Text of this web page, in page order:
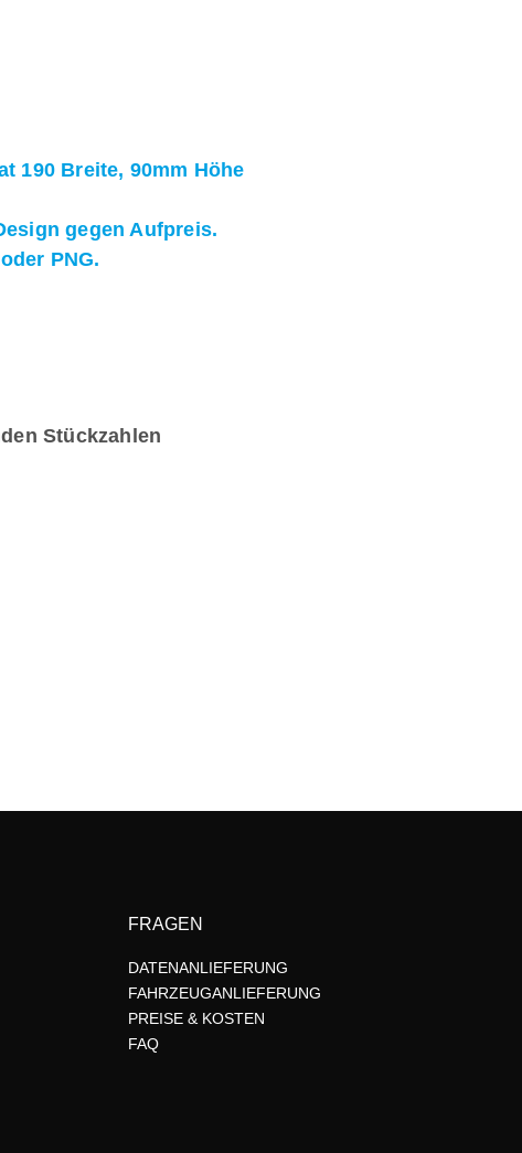
190 Breite, 90mm Höhe
gegen Aufpreis.
PNG.
Stückzahlen
FRAGEN
DATENANLIEFERUNG
FAHRZEUGANLIEFERUNG
PREISE & KOSTEN
FAQ